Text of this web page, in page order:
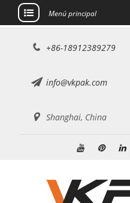
Menú principal
+86-18912389279
info@vkpak.com
Shanghai, China